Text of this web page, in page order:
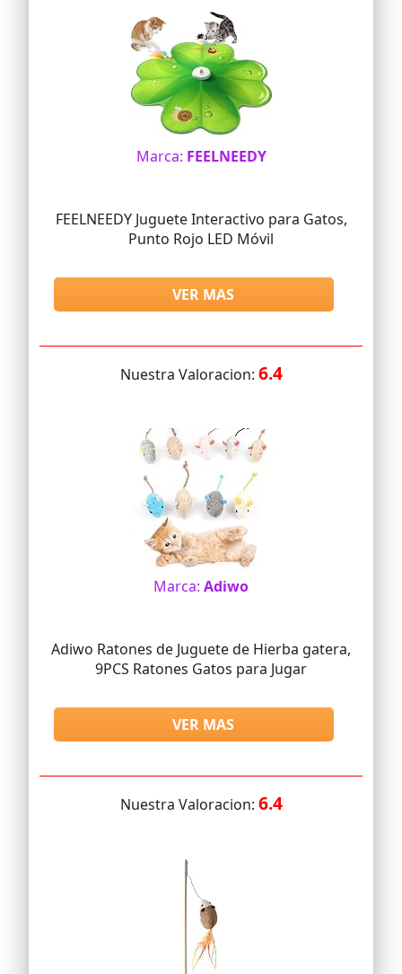
Marca: FEELNEEDY
FEELNEEDY Juguete Interactivo para Gatos,
Punto Rojo LED Móvil
VER MAS
Nuestra Valoracion: 6.4
Marca: Adiwo
Adiwo Ratones de Juguete de Hierba gatera,
9PCS Ratones Gatos para Jugar
VER MAS
Nuestra Valoracion: 6.4